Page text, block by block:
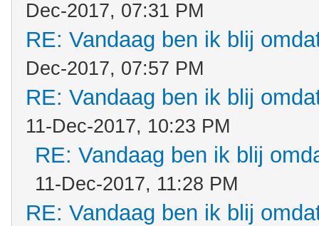
Dec-2017, 07:31 PM
RE: Vandaag ben ik blij
Dec-2017, 07:57 PM
RE: Vandaag ben ik blij
11-Dec-2017, 10:23 PM
RE: Vandaag ben ik blij
11-Dec-2017, 11:28 PM
RE: Vandaag ben ik blij